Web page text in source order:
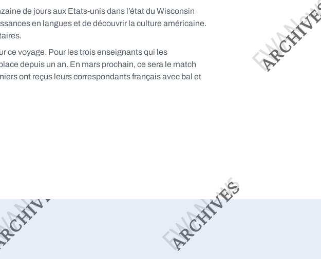
de jours aux Etats-unis dans l’état du Wisconsin
en langues et de découvrir la culture américaine.
ce voyage. Pour les trois enseignants qui les
depuis un an. En mars prochain, ce sera le match
ont reçus leurs correspondants français avec bal et